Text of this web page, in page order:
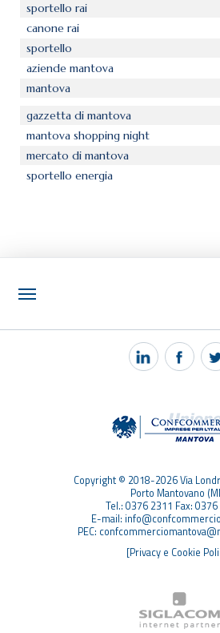
sportello rai
canone rai
sportello
aziende mantova
mantova
gazzetta di mantova
mantova shopping night
mercato di mantova
sportello energia
NOTIZIE
PEC MANTOVA MAIL
Copyright © 2018-2026 Via
Porto Mantovano
Tel.: 0376 2311 Fax:
E-mail:
PEC:
[Privacy e Cookie